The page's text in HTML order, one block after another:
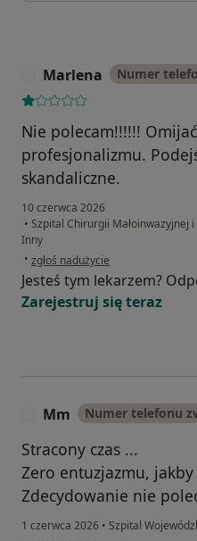
Marlena Numer
Nie polecam!!!!!!
profesjonalizmu.
skandaliczne.
10 czerwca 2026
• Szpital Chirurgii Małoinwazyjnej
Inny
• w opinii użytkownika Marlena
zgłoś nadużycie
Jesteś tym lekarzem?
Zarejestruj się teraz
Mm Numer telefonu
Stracony czas ...
Zero entuzjazmu, jakby
Zdecydowanie nie
1 czerwca 2026 • Szpital